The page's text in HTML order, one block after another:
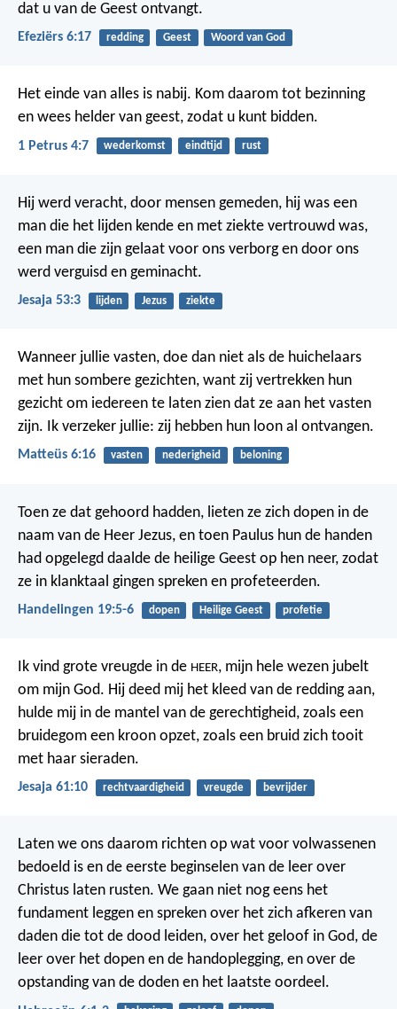
dat u van de Geest ontvangt.
Efeziërs 6:17 redding Geest Woord van God
Het einde van alles is nabij. Kom daarom tot bezinning
en wees helder van geest, zodat u kunt bidden.
1 Petrus 4:7 wederkomst eindtijd rust
Hij werd veracht, door mensen gemeden, hij was een
man die het lijden kende en met ziekte vertrouwd was,
een man die zijn gelaat voor ons verborgen door ons
werd verguisd en geminacht.
Jesaja 53:3 lijden Jezus ziekte
Wanneer jullie vasten, doe dan niet als de huichelaars
met hun sombere gezichten, want zij vertrekken hun
gezicht om iedereen te laten zien dat ze aan het vasten
zijn. Ik verzeker jullie: zij hebben hun loon al ontvangen.
Matteüs 6:16 vasten nederigheid beloning
Toen ze dat gehoord hadden, lieten ze zich dopen in de
naam van de Heer Jezus, en toen Paulus hun de handen
had opgelegd daalde de heilige Geest op hen neer, zodat
ze in klanktaal gingen spreken en profeteerden.
Handelingen 19:5-6 dopen Heilige Geest profetie
Ik vind grote vreugde in de HEER, mijn hele wezen jubelt
om mijn God. Hij deed mij het kleed van de redding aan,
hulde mij in de mantel van de gerechtigheid, zoals een
bruidegom een kroon opzet, zoals een bruid zich tooit
met haar sieraden.
Jesaja 61:10 rechtvaardigheid vreugde bevrijder
Laten we ons daarom richten op wat voor volwassenen
bedoeld is en de eerste beginselen van de leer over
Christus laten rusten. We gaan niet nog eens het
fundament leggen en spreken over het zich afkeren van
daden die tot de dood leiden, over het geloof in God, de
leer over het dopen en de handoplegging, en over de
opstanding van de doden en het laatste oordeel.